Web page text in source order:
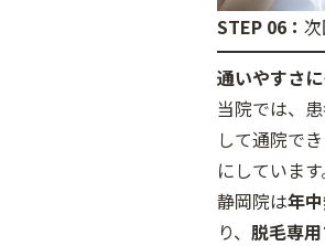
STEP 06：
通いやすさ
当院では、
して通院で
にしていま
静岡院は年
り、 脱毛専